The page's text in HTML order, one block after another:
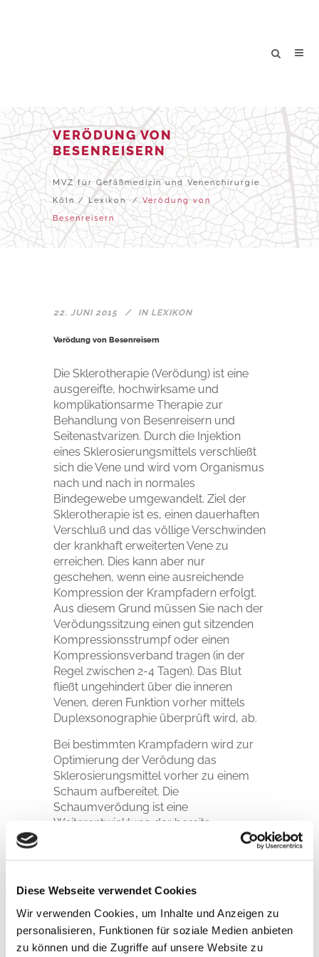
Diese Webseite verwendet Cookies
Wir verwenden Cookies, um Inhalte und Anzeigen zu
personalisieren, Funktionen für soziale Medien anbieten
zu können und die Zugriffe auf unsere Website zu
VERÖDUNG VON
BESENREISERN
MVZ für Gefäßmedizin und Venenchirurgie
Köln/ Lexikon /Verödung von
Besenreisern
22. JUNI 2015 IN LEXIKON
Verödung von Besenreisern
Die Sklerotherapie (Verödung) ist eine
ausgereifte, hochwirksame und
komplikationsarme Therapie zur
Behandlung von Besenreisern und
Seitenastvarizen. Durch die Injektion
eines Sklerosierungsmittels verschließt
sich die Vene und wird vom Organismus
nach und nach in normales
Bindegewebe umgewandelt. Ziel der
Sklerotherapie ist es, einen dauerhaften
Verschluß und das völlige Verschwinden
der krankhaft erweiterten Vene zu
erreichen. Dies kann aber nur
geschehen, wenn eine ausreichende
Kompression der Krampfadern erfolgt.
Aus diesem Grund müssen Sie nach der
Verödungssitzung einen gut sitzenden
Kompressionsstrumpf oder einen
Kompressionsverband tragen (in der
Regel zwischen 2-4 Tagen). Das Blut
fließt ungehindert über die inneren
Venen, deren Funktion vorher mittels
Duplexsonographie überprüft wird, ab.
Bei bestimmten Krampfadern wird zur
Optimierung der Verödung das
Sklerosierungsmittel vorher zu einem
Schaum aufbereitet. Die
Schaumverödung ist eine
Weiterentwicklung der bereits
größeren Besenreisern und kleineren
Verödungseffekt hat. Die
Schaumverödung wird falls erforderlich
unter duplexsonographischer Kontrolle